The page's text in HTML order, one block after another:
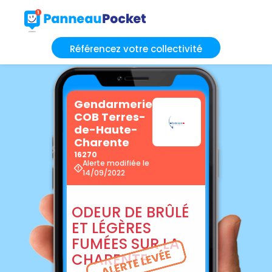
Référencez votre collectivité
Gendarmerie
COB Terres-
de-Haute-
Charente
16270
Alerte modifiée le
14/09/2022
ODEUR DE BRÛLÉ
ET LÉGÈRES
FUMÉES SUR LA
CHARENTE